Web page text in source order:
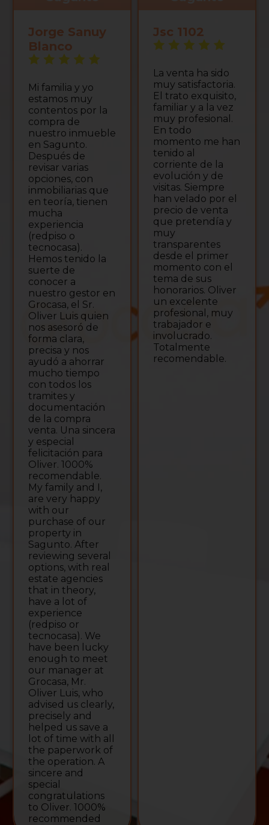
Jorge Sanuy
Blanco
Mi familia y yo
estamos muy
contentos por la
compra de
nuestro inmueble
en Sagunto.
Después de
revisar varias
opciones, con
inmobiliarias que
en teoría, tienen
mucha
experiencia
(redpiso o
tecnocasa).
Hemos tenido la
suerte de
conocer a
nuestro gestor en
Grocasa, el Sr.
Oliver Luis quien
nos asesoró de
forma clara,
precisa y nos
ayudó a ahorrar
mucho tiempo
con todos los
tramites y
documentación
de la compra
venta. Una sincera
y especial
felicitación para
Oliver. 1000%
recomendable.
My family and I,
are very happy
with our
purchase of our
property in
Sagunto. After
reviewing several
options, with real
estate agencies
that in theory,
have a lot of
experience
(redpiso or
tecnocasa). We
have been lucky
enough to meet
our manager at
Grocasa, Mr.
Oliver Luis, who
advised us clearly,
precisely and
helped us save a
lot of time with all
the paperwork of
the operation. A
sincere and
special
congratulations
to Oliver. 1000%
recommended
Jsc 1102
La venta ha sido
muy satisfactoria.
El trato exquisito,
familiar y a la vez
muy profesional.
En todo
momento me han
tenido al
corriente de la
evolución y de
visitas. Siempre
han velado por el
precio de venta
que pretendía y
muy
transparentes
desde el primer
momento con el
tema de sus
honorarios. Oliver
un excelente
profesional, muy
trabajador e
involucrado.
Totalmente
recomendable.